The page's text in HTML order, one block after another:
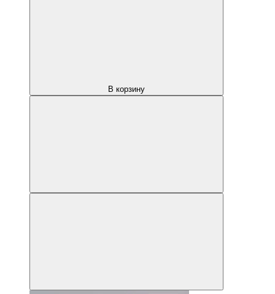
В корзину